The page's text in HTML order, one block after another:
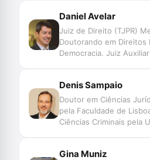
Daniel Avelar
Juiz de Direito (TJPR)
Doutorando em Direitos
Democracia. Juiz
Denis Sampaio
Doutor em Ciências
pela Faculdade de
Ciências Criminais pela
em Direito Penal e
Gina Muniz